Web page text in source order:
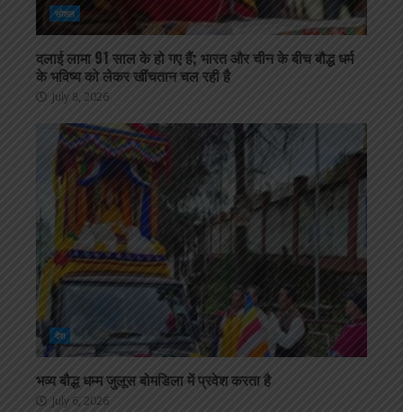
सोशल
दलाई लामा 91 साल के हो गए हैं; भारत और चीन के बीच बौद्ध धर्म
के भविष्य को लेकर खींचतान चल रही है
July 8, 2026
देश
भव्य बौद्ध धम्म जुलूस बोमडिला में प्रवेश करता है
July 6, 2026